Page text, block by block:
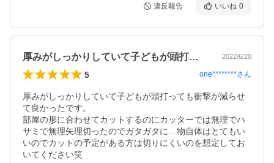
違反報告 いいね 0
厚みがしっかりしていて子どもが頭打って… 2022/6/20
5 one********さん
厚みがしっかりしていて子どもが頭打っても衝撃が減らせ
て良かったです。
部屋の形に合わせてカットするのにカッターでは無理でハ
サミで無理矢理切ったのでガタガタに…物自体はとてもい
いのでカットの予定がある方は切りにくいのを想定してお
いてください笑